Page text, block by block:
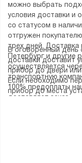
можно выбрать
условия доставки и
со статусом в
отгружен
трех дней. Доставка
Петербург и другие
осуществляется
транспортную
100% предоплаты
доставляет заказ
В оговоренный день
доставки доставит
прибор до двери или
Если необходимо
прибор до места